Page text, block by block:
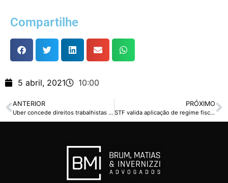
Compartilhe
5 abril, 2021 10:00
ANTERIOR
Uber concede direitos trabalhistas a todos seus motoristas no Reino Unido
PRÓXIMO
STF valida aplicação de regime fiscal e previdenciário de PJs para prestadores de serviços intelectuais